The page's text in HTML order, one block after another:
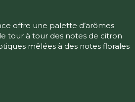
offre une palette d’arômes
tour à tour des notes de citron
mêlées à des notes florales